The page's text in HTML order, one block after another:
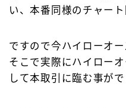
い、本番同様のチャート
ですので今ハイローオ
そこで実際にハイロー
して本取引に臨む事がで